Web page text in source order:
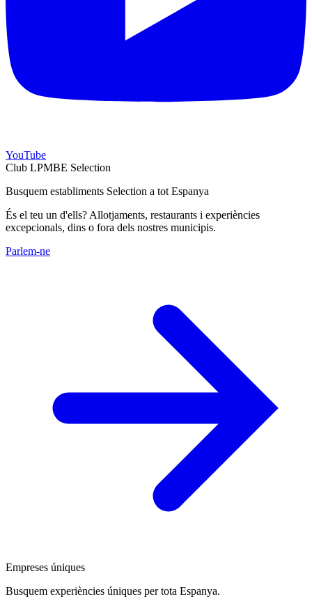
YouTube
Club LPMBE Selection
Busquem establiments Selection a tot Espanya
És el teu un d'ells? Allotjaments, restaurants i experiències
excepcionals, dins o fora dels nostres municipis.
Parlem-ne
Empreses úniques
Busquem experiències úniques per tota Espanya.